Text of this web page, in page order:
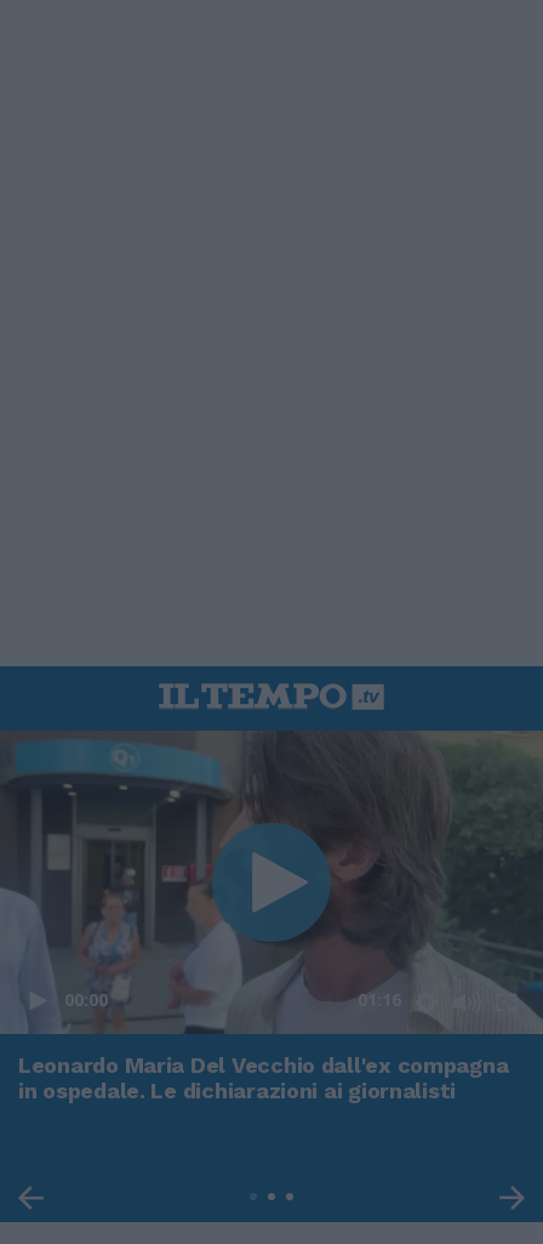
00:00 01:16
Leonardo Maria Del Vecchio dall'ex compagna
in ospedale. Le dichiarazioni ai giornalisti